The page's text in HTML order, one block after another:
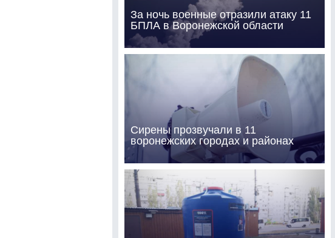
За ночь военные отразили атаку 11
БПЛА в Воронежской области
Сирены прозвучали в 11
воронежских городах и районах